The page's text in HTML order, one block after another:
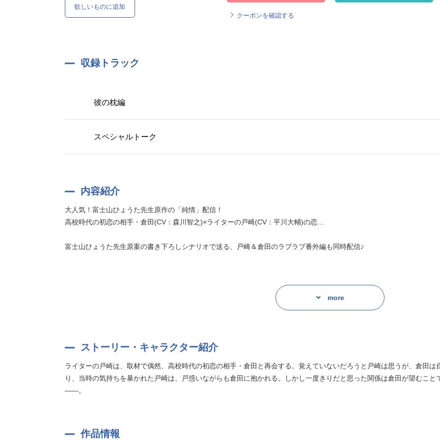
欲しいものに追加
クーポンを確認する
収録トラック
彼の枕編
スペシャルトーク
内容紹介
大人気！富士山ひょうた先生原作の「純情」配信！
高校時代の初恋の相手・倉田(CV：森川智之)×ライターの戸崎(CV：平川大輔)の恋…
富士山ひょうた先生原案の書き下ろしシナリオで送る、戸崎＆倉田のラブラブ番外編も同時配信♪
more
ストーリー・キャラクター紹介
ライターの戸崎は、取材で偶然、高校時代の初恋の相手・倉田と再会する。覚えていないだろうと戸崎は思うが、倉田
り、当時の気持ちを暴かれた戸崎は、戸惑いながらも倉田に抱かれる。しかし一度きりだと思った関係は倉田が望むこ
——。
作品情報